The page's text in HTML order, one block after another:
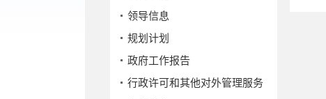
领导信息
规划计划
政府工作报告
行政许可和其他对外管理服务